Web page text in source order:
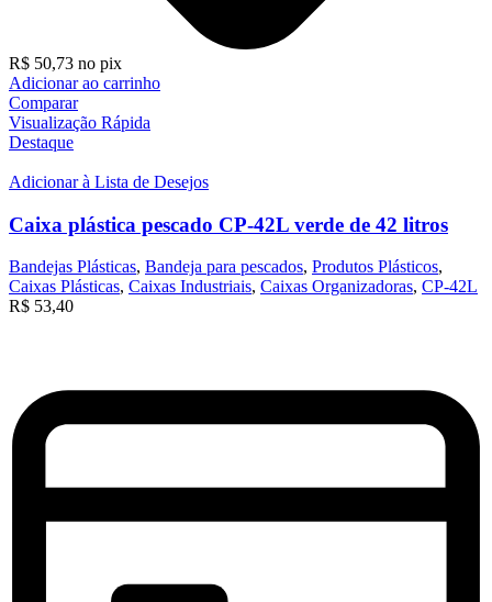
R$ 50,73 no pix
Adicionar ao carrinho
Comparar
Visualização Rápida
Destaque
Adicionar à Lista de Desejos
Caixa plástica pescado CP-42L verde de 42 litros
Bandejas Plásticas, Bandeja para pescados, Produtos Plásticos,
Caixas Plásticas, Caixas Industriais, Caixas Organizadoras, CP-42L
R$ 53,40